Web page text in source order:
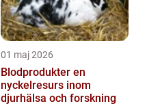
01 maj 2026
Blodprodukter en
nyckelresurs inom
djurhälsa och forskning